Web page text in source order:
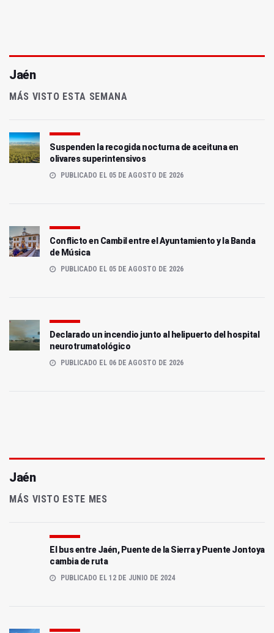
Jaén
MÁS VISTO ESTA SEMANA
Suspenden la recogida nocturna de aceituna en
olivares superintensivos
PUBLICADO EL 05 DE AGOSTO DE 2026
Conflicto en Cambil entre el Ayuntamiento y la Banda
de Música
PUBLICADO EL 05 DE AGOSTO DE 2026
Declarado un incendio junto al helipuerto del hospital
neurotrumatológico
PUBLICADO EL 06 DE AGOSTO DE 2026
Jaén
MÁS VISTO ESTE MES
El bus entre Jaén, Puente de la Sierra y Puente Jontoya
cambia de ruta
PUBLICADO EL 12 DE JUNIO DE 2024